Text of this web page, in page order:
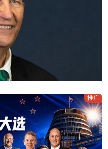
推广